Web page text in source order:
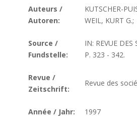
Auteurs /
Autoren:
KUTSCHER-
WEIL, KURT G.;
Source /
Fundstelle:
IN: REVUE DES
P. 323 - 342.
Revue /
Zeitschrift:
Revue des
Année / Jahr: 1997